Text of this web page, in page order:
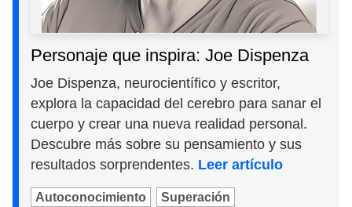
Personaje que inspira: Joe Dispenza
Joe Dispenza, neurocientífico y escritor,
explora la capacidad del cerebro para sanar el
cuerpo y crear una nueva realidad personal.
Descubre más sobre su pensamiento y sus
resultados sorprendentes. Leer artículo
Autoconocimiento Superación